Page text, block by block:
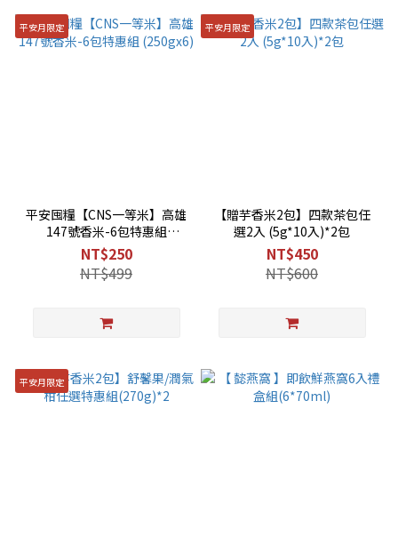
平安月限定
平安囤糧【CNS一等米】高雄
147號香米-6包特惠組
(250gx6)
NT$250
NT$499
平安月限定
【贈芋香米2包】四款茶包任
選2入 (5g*10入)*2包
NT$450
NT$600
平安月限定